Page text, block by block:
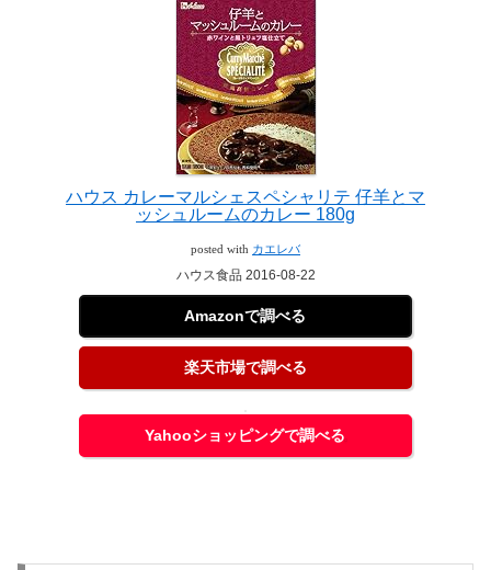
ハウス カレーマルシェスペシャリテ 仔羊とマ
ッシュルームのカレー 180g
posted with カエレバ
ハウス食品 2016-08-22
Amazonで調べる
楽天市場で調べる
Yahooショッピングで調べる